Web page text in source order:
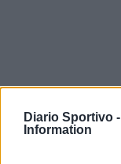
Diario Sportivo -
Information